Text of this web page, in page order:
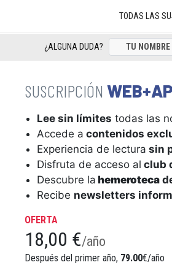
TODAS LAS
¿ALGUNA DUDA?
Lee sin límites todas las
Accede a contenidos
Experiencia de lectura sin
Disfruta de acceso al club
Descubre la hemeroteca
Recibe newsletters
OFERTA
18,00 €/año
Después del primer año, 79.00€/año